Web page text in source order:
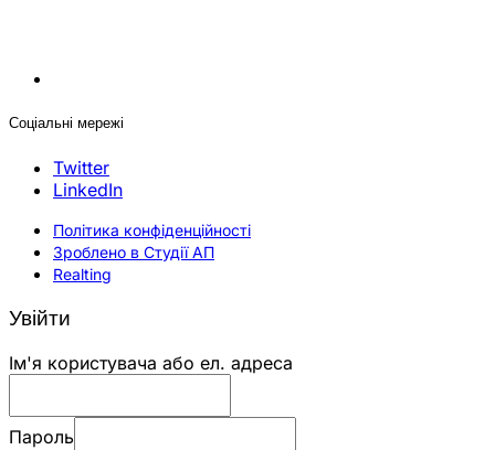
Соціальні мережі
Twitter
LinkedIn
Політика конфіденційності
Зроблено в Студії АП
Realting
Увійти
Ім'я користувача або ел. адреса
Пароль